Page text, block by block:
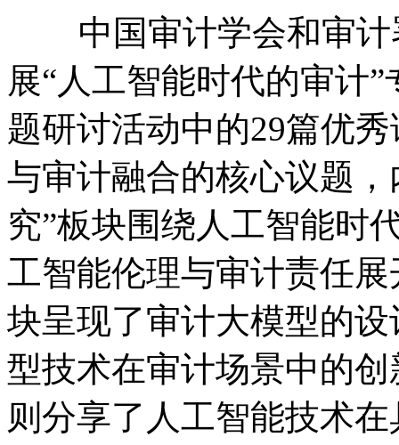
中国审计学会和审计
展“人工智能时代的审计
题研讨活动中的29篇优
与审计融合的核心议题
究”板块围绕人工智能时
工智能伦理与审计责任
块呈现了审计大模型的
型技术在审计场景中的
则分享了人工智能技术